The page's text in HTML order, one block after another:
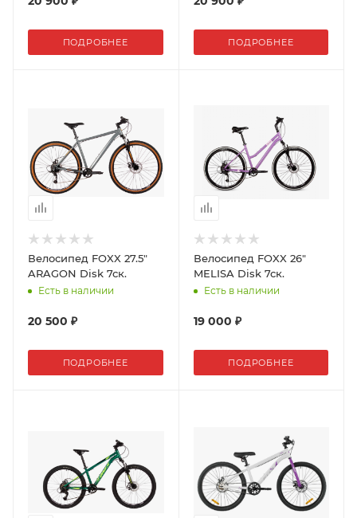
ПОДРОБНЕЕ ПОДРОБНЕЕ
Велосипед FOXX 27.5"
ARAGON Disk 7ск.
Есть в наличии
20 500 ₽
ПОДРОБНЕЕ
Велосипед FOXX 26"
MELISA Disk 7ск.
Есть в наличии
19 000 ₽
ПОДРОБНЕЕ